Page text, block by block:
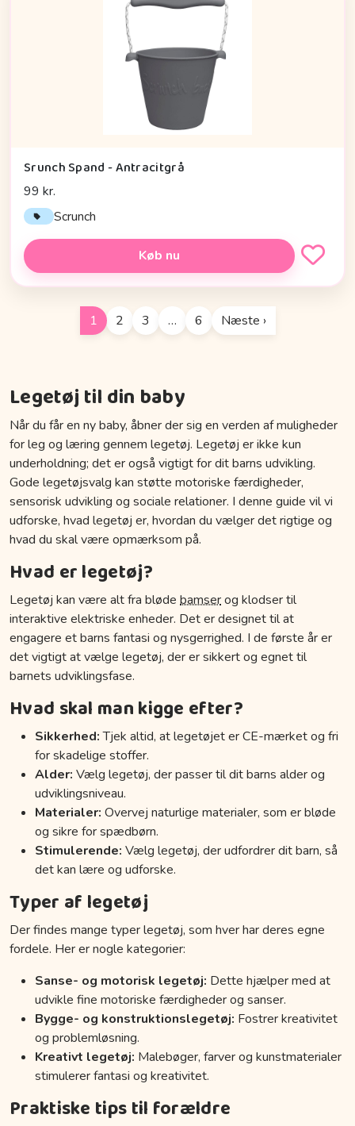
Srunch Spand - Antracitgrå
99 kr.
Scrunch
Køb nu
1 2 3 … 6 Næste ›
Legetøj til din baby
Når du får en ny baby, åbner der sig en verden af muligheder
for leg og læring gennem legetøj. Legetøj er ikke kun
underholdning; det er også vigtigt for dit barns udvikling.
Gode legetøjsvalg kan støtte motoriske færdigheder,
sensorisk udvikling og sociale relationer. I denne guide vil vi
udforske, hvad legetøj er, hvordan du vælger det rigtige og
hvad du skal være opmærksom på.
Hvad er legetøj?
Legetøj kan være alt fra bløde bamserog klodser til
interaktive elektriske enheder. Det er designet til at
engagere et barns fantasi og nysgerrighed. I de første år er
det vigtigt at vælge legetøj, der er sikkert og egnet til
barnets udviklingsfase.
Hvad skal man kigge efter?
Sikkerhed:Tjek altid, at legetøjet er CE-mærket og fri
for skadelige stoffer.
Alder: Vælg legetøj, der passer til dit barns alder og
udviklingsniveau.
Materialer: Overvej naturlige materialer, som er bløde
og sikre for spædbørn.
Stimulerende: Vælg legetøj, der udfordrer dit barn, så
det kan lære og udforske.
Typer af legetøj
Der findes mange typer legetøj, som hver har deres egne
fordele. Her er nogle kategorier:
Sanse- og motorisk legetøj: Dette hjælper med at
udvikle fine motoriske færdigheder og sanser.
Bygge- og konstruktionslegetøj: Fostrer kreativitet
og problemløsning.
Kreativt legetøj: Malebøger, farver og kunstmaterialer
stimulerer fantasi og kreativitet.
Praktiske tips til forældre